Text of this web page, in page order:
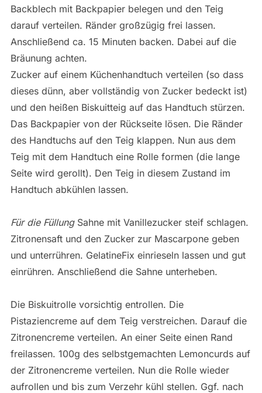
Backblech mit Backpapier belegen und den Teig
darauf verteilen. Ränder großzügig frei lassen.
Anschließend ca. 15 Minuten backen. Dabei auf die
Bräunung achten.
Zucker auf einem Küchenhandtuch verteilen (so dass
dieses dünn, aber vollständig von Zucker bedeckt ist)
und den heißen Biskuitteig auf das Handtuch stürzen.
Das Backpapier von der Rückseite lösen. Die Ränder
des Handtuchs auf den Teig klappen. Nun aus dem
Teig mit dem Handtuch eine Rolle formen (die lange
Seite wird gerollt). Den Teig in diesem Zustand im
Handtuch abkühlen lassen.
Für die FüllungSahne mit Vanillezucker steif schlagen.
Zitronensaft und den Zucker zur Mascarpone geben
und unterrühren. GelatineFix einrieseln lassen und gut
einrühren. Anschließend die Sahne unterheben.
Die Biskuitrolle vorsichtig entrollen. Die
Pistaziencreme auf dem Teig verstreichen. Darauf die
Zitronencreme verteilen. An einer Seite einen Rand
freilassen. 100g des selbstgemachten Lemoncurds auf
der Zitronencreme verteilen. Nun die Rolle wieder
aufrollen und bis zum Verzehr kühl stellen. Ggf. nach